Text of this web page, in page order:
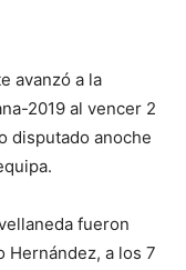
avanzó a la
2019 al vencer 2
disputado anoche
fueron
Hernández, a los 7